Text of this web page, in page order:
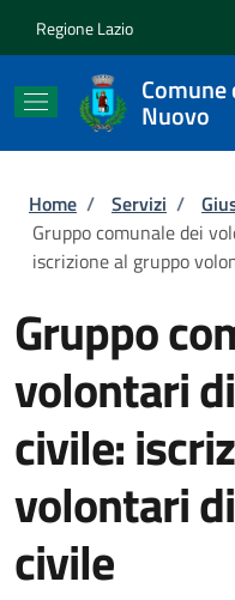
Regione Lazio
Comune
Nuovo
Briciole di
Home / Servizi /
Gruppo comunale dei
iscrizione al gruppo
Gruppo
volontari
civile:
volontari
civile